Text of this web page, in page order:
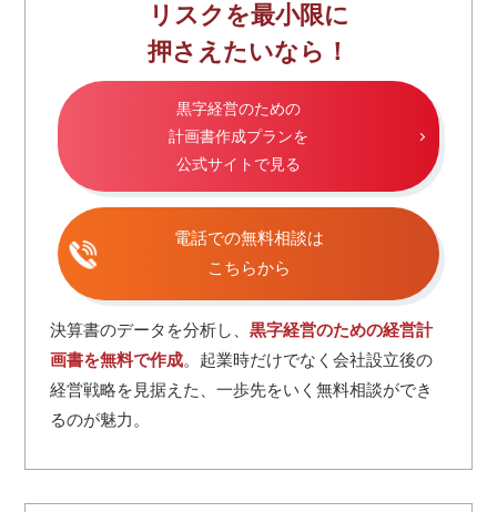
リスクを最小限に
押さえたいなら！
黒字経営のための
計画書作成プランを
公式サイトで見る
電話での無料相談は
こちらから
決算書のデータを分析し、 黒字経営のための経営計
画書を無料で作成。起業時だけでなく会社設立後の
経営戦略を見据えた、一歩先をいく無料相談ができ
るのが魅力。